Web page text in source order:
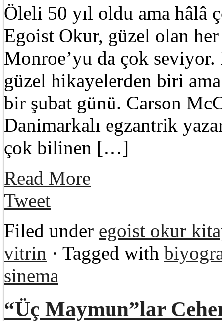
Öleli 50 yıl oldu ama hâlâ
Egoist Okur, güzel olan
Monroe’yu da çok
güzel hikayelerden biri
bir şubat günü. Carson
Danimarkalı egzantrik
çok bilinen […]
Read More
Tweet
Filed under egoist okur
vitrin · Tagged with
sinema
“Üç Maymun”lar